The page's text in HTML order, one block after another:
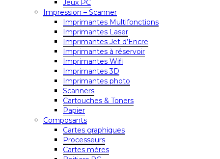
Jeux PC
Impression – Scanner
Imprimantes Multifonctions
Imprimantes Laser
Imprimantes Jet d’Encre
Imprimantes à réservoir
Imprimantes Wifi
Imprimantes 3D
Imprimantes photo
Scanners
Cartouches & Toners
Papier
Composants
Cartes graphiques
Processeurs
Cartes mères